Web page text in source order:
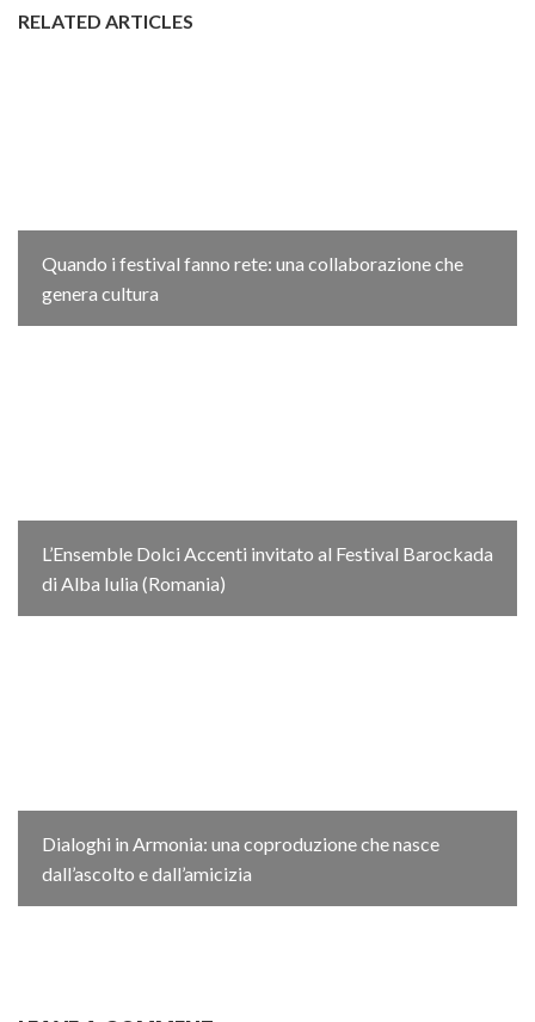
RELATED ARTICLES
Quando i festival fanno rete: una collaborazione che
genera cultura
L’Ensemble Dolci Accenti invitato al Festival Barockada
di Alba Iulia (Romania)
Dialoghi in Armonia: una coproduzione che nasce
dall’ascolto e dall’amicizia